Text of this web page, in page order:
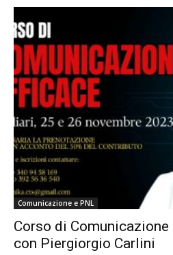
Comunicazione e PNL
Corso di Comunicazione
con Piergiorgio Carlini